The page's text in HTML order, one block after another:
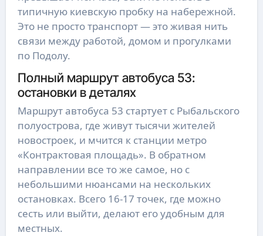
типичную киевскую пробку на набережной.
Это не просто транспорт — это живая нить
связи между работой, домом и прогулками
по Подолу.
Полный маршрут автобуса 53:
остановки в деталях
Маршрут автобуса 53 стартует с Рыбальского
полуострова, где живут тысячи жителей
новостроек, и мчится к станции метро
«Контрактовая площадь». В обратном
направлении все то же самое, но с
небольшими нюансами на нескольких
остановках. Всего 16-17 точек, где можно
сесть или выйти, делают его удобным для
местных.